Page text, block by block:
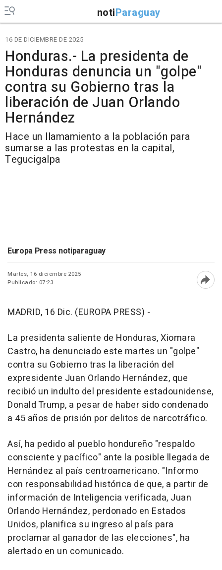
notiParaguay
16 DE DICIEMBRE DE 2025
Honduras.- La presidenta de
Honduras denuncia un "golpe"
contra su Gobierno tras la
liberación de Juan Orlando
Hernández
Hace un llamamiento a la población para
sumarse a las protestas en la capital,
Tegucigalpa
Europa Press notiparaguay
Martes, 16 diciembre 2025
Publicado: 07:23
MADRID, 16 Dic. (EUROPA PRESS) -
La presidenta saliente de Honduras, Xiomara
Castro, ha denunciado este martes un "golpe"
contra su Gobierno tras la liberación del
expresidente Juan Orlando Hernández, que
recibió un indulto del presidente estadounidense,
Donald Trump, a pesar de haber sido condenado
a 45 años de prisión por delitos de narcotráfico.
Así, ha pedido al pueblo hondureño "respaldo
consciente y pacífico" ante la posible llegada de
Hernández al país centroamericano. "Informo
con responsabilidad histórica de que, a partir de
información de Inteligencia verificada, Juan
Orlando Hernández, perdonado en Estados
Unidos, planifica su ingreso al país para
proclamar al ganador de las elecciones", ha
alertado en un comunicado.